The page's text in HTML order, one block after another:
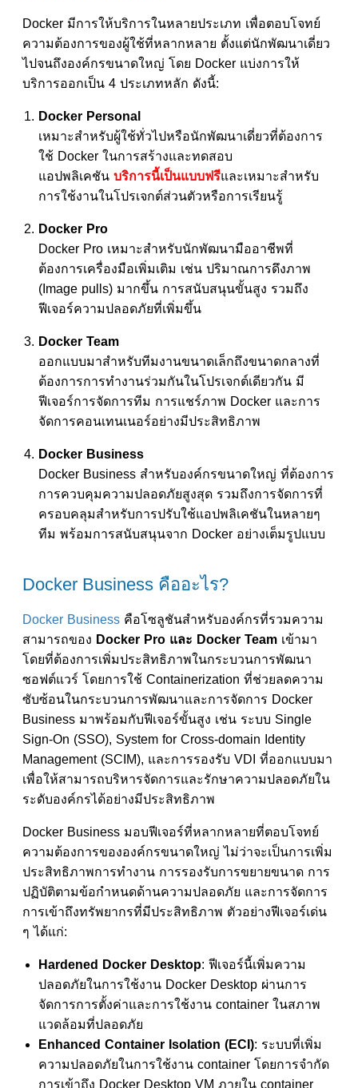
Docker มีการให้บริการในหลายประเภท เพื่อตอบโจทย์
ความต้องการของผู้ใช้ที่หลากหลาย ตั้งแต่นักพัฒนาเดี่ยว
ไปจนถึงองค์กรขนาดใหญ่ โดย Docker แบ่งการให้
บริการออกเป็น 4 ประเภทหลัก ดังนี้:
Docker Personal
เหมาะสำหรับผู้ใช้ทั่วไปหรือนักพัฒนาเดี่ยวที่ต้องการ
ใช้ Docker ในการสร้างและทดสอบ
แอปพลิเคชัน บริการนี้เป็นแบบฟรีและเหมาะสำหรับ
การใช้งานในโปรเจกต์ส่วนตัวหรือการเรียนรู้
Docker Pro
Docker Pro เหมาะสำหรับนักพัฒนามืออาชีพที่
ต้องการเครื่องมือเพิ่มเติม เช่น ปริมาณการดึงภาพ
(Image pulls) มากขึ้น การสนับสนุนขั้นสูง รวมถึง
ฟีเจอร์ความปลอดภัยที่เพิ่มขึ้น
Docker Team
ออกแบบมาสำหรับทีมงานขนาดเล็กถึงขนาดกลางที่
ต้องการการทำงานร่วมกันในโปรเจกต์เดียวกัน มี
ฟีเจอร์การจัดการทีม การแชร์ภาพ Docker และการ
จัดการคอนเทนเนอร์อย่างมีประสิทธิภาพ
Docker Business
Docker Business สำหรับองค์กรขนาดใหญ่ ที่ต้องการ
การควบคุมความปลอดภัยสูงสุด รวมถึงการจัดการที่
ครอบคลุมสำหรับการปรับใช้แอปพลิเคชันในหลายๆ
ทีม พร้อมการสนับสนุนจาก Docker อย่างเต็มรูปแบบ
Docker Business คืออะไร?
Docker Business คือโซลูชันสำหรับองค์กรที่รวมความ
สามารถของ Docker Pro และ Docker Team เข้ามา
โดยที่ต้องการเพิ่มประสิทธิภาพในกระบวนการพัฒนา
ซอฟต์แวร์ โดยการใช้ Containerization ที่ช่วยลดความ
ซับซ้อนในกระบวนการพัฒนาและการจัดการ Docker
Business มาพร้อมกับฟีเจอร์ขั้นสูง เช่น ระบบ Single
Sign-On (SSO), System for Cross-domain Identity
Management (SCIM), และการรองรับ VDI ที่ออกแบบมา
เพื่อให้สามารถบริหารจัดการและรักษาความปลอดภัยใน
ระดับองค์กรได้อย่างมีประสิทธิภาพ
Docker Business มอบฟีเจอร์ที่หลากหลายที่ตอบโจทย์
ความต้องการขององค์กรขนาดใหญ่ ไม่ว่าจะเป็นการเพิ่ม
ประสิทธิภาพการทำงาน การรองรับการขยายขนาด การ
ปฏิบัติตามข้อกำหนดด้านความปลอดภัย และการจัดการ
การเข้าถึงทรัพยากรที่มีประสิทธิภาพ ตัวอย่างฟีเจอร์เด่น
ๆ ได้แก่:
Hardened Docker Desktop: ฟีเจอร์นี้เพิ่มความ
ปลอดภัยในการใช้งาน Docker Desktop ผ่านการ
จัดการการตั้งค่าและการใช้งาน container ในสภาพ
แวดล้อมที่ปลอดภัย
Enhanced Container Isolation (ECI): ระบบที่เพิ่ม
ความปลอดภัยในการใช้งาน container โดยการจำกัด
การเข้าถึง Docker Desktop VM ภายใน container